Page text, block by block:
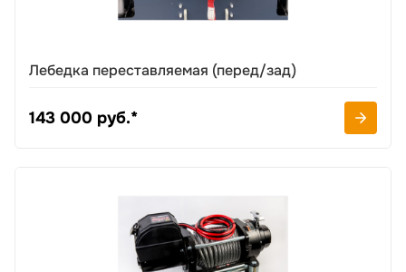
Лебедка переставляемая (перед/зад)
143 000 руб.*